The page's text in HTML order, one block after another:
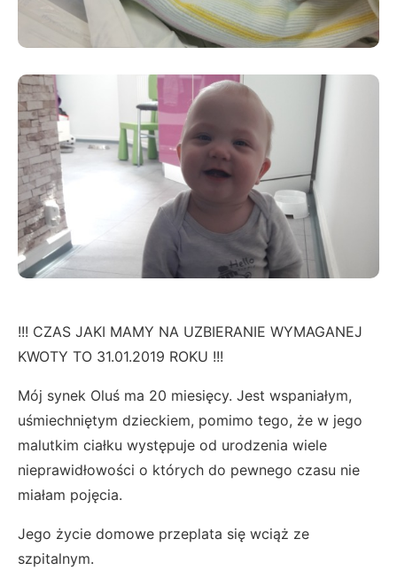
!!! CZAS JAKI MAMY NA UZBIERANIE WYMAGANEJ
KWOTY TO 31.01.2019 ROKU !!!
Mój synek Oluś ma 20 miesięcy. Jest wspaniałym,
uśmiechniętym dzieckiem, pomimo tego, że w jego
malutkim ciałku występuje od urodzenia wiele
nieprawidłowości o których do pewnego czasu nie
miałam pojęcia.
Jego życie domowe przeplata się wciąż ze
szpitalnym.